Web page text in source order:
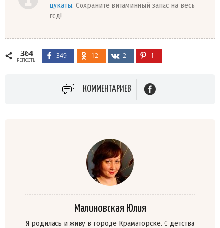
цукаты. Сохраните витаминный запас на весь
год!
364
РЕПОСТЫ
349 12 2 1
КОММЕНТАРИЕВ
Малиновская Юлия
Я родилась и живу в городе Краматорске. C детства